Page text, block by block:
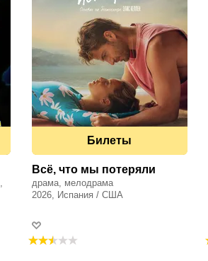
Всё, что мы потеряли
драма, мелодрама
2026, Испания / США
Билеты